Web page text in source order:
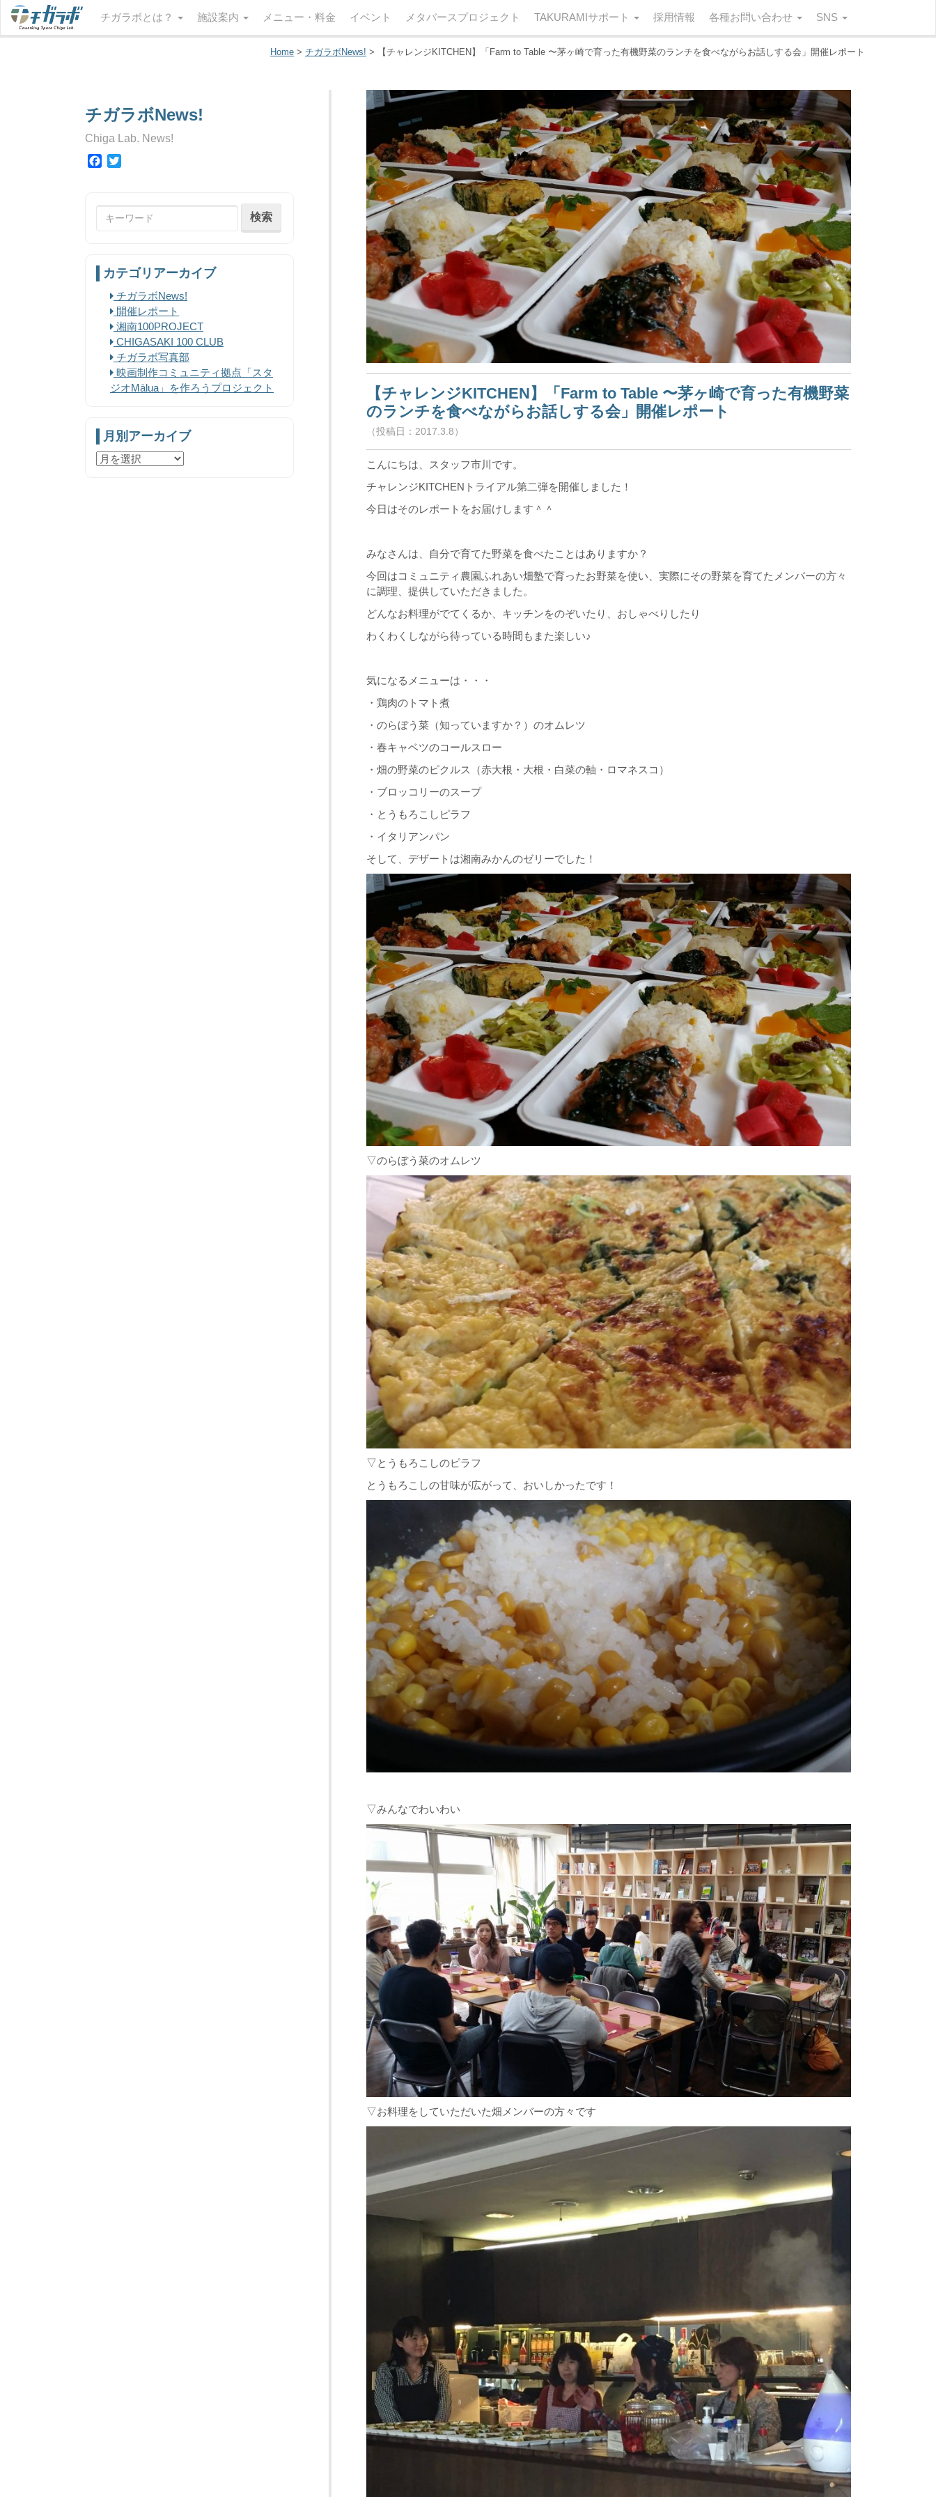
チガラボとは？ 施設案内 メニュー・料金 イベント メタバースプロジェクト TAKURAMIサポート 採用情報 各種お問い合わせ SNS
Home > チガラボNews! > 【チャレンジKITCHEN】「Farm to Table 〜茅ヶ崎で育った有機野菜のランチを食べながらお話しする会」開催レポート
チガラボNews!
Chiga Lab. News!
Facebook
カテゴリアーカイブ
チガラボNews!
開催レポート
湘南100PROJECT
CHIGASAKI 100 CLUB
チガラボ写真部
映画制作コミュニティ拠点「スタ
ジオMālua」を作ろうプロジェクト
月別アーカイブ
月
【チャレンジKITCHEN】「Farm to Table 〜茅ヶ崎で育った有機野菜
のランチを食べながらお話しする会」開催レポート
（投稿日：2017.3.8）
こんにちは、スタッフ市川です。
チャレンジKITCHENトライアル第二弾を開催しました！
今日はそのレポートをお届けします＾＾
みなさんは、自分で育てた野菜を食べたことはありますか？
今回はコミュニティ農園ふれあい畑塾で育ったお野菜を使い、実際にその野菜を育てたメンバーの方々
に調理、提供していただきました。
どんなお料理がでてくるか、キッチンをのぞいたり、おしゃべりしたり
わくわくしながら待っている時間もまた楽しい♪
気になるメニューは・・・
・鶏肉のトマト煮
・のらぼう菜（知っていますか？）のオムレツ
・春キャベツのコールスロー
・畑の野菜のピクルス（赤大根・大根・白菜の軸・ロマネスコ）
・ブロッコリーのスープ
・とうもろこしピラフ
・イタリアンパン
そして、デザートは湘南みかんのゼリーでした！
▽のらぼう菜のオムレツ
▽とうもろこしのピラフ
とうもろこしの甘味が広がって、おいしかったです！
▽みんなでわいわい
▽お料理をしていただいた畑メンバーの方々です